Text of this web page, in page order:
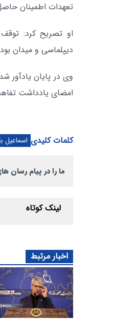
تعهدات اطمینان
او تصریح کرد:
دیپلماسی و میدان
وی در پایان یادآور
امضای یادداشت
کلمات کلیدی اسماعیل
ما را در پیام رسان
لینک کوتاه
اخبار مرتبط